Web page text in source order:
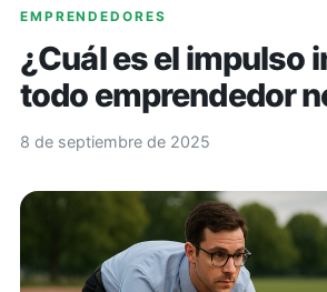
EMPRENDEDORES
¿Cuál es el impulso
todo emprendedor
8 de septiembre de 2025